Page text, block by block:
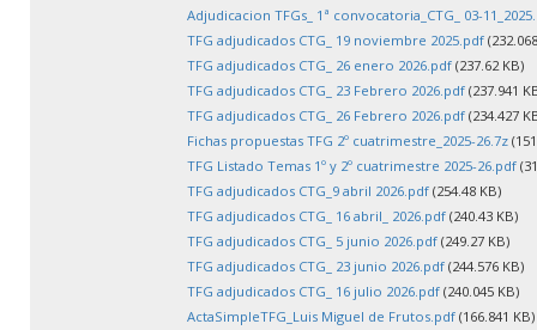
Adjudicacion TFGs_ 1ª convocatoria_CTG_ 03-
TFG adjudicados CTG_ 19 noviembre 2025.pdf
TFG adjudicados CTG_ 26 enero 2026.pdf (237.62 KB)
TFG adjudicados CTG_ 23 Febrero 2026.pdf (237.941
TFG adjudicados CTG_ 26 Febrero 2026.pdf (234.427
Fichas propuestas TFG 2º cuatrimestre_2025-26.7z
TFG Listado Temas 1º y 2º cuatrimestre 2025-26.pdf
TFG adjudicados CTG_9 abril 2026.pdf (254.48 KB)
TFG adjudicados CTG_ 16 abril_ 2026.pdf (240.43 KB)
TFG adjudicados CTG_ 5 junio 2026.pdf (249.27 KB)
TFG adjudicados CTG_ 23 junio 2026.pdf (244.576 KB)
TFG adjudicados CTG_ 16 julio 2026.pdf (240.045 KB)
ActaSimpleTFG_Luis Miguel de Frutos.pdf (166.841 KB)